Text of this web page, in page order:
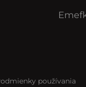
používania